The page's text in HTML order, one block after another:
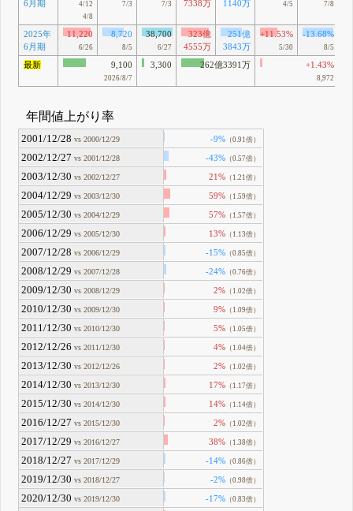
6月期
4/12
4/8
7/3 7/3
7338万
1140万
4/5 7/8
2025年
6月期
11,220
6/26
8,720
8/5
38,700
6/27
323億
4555万
251億
3843万
+11.53%
5/30
-13.68%
8/5
最新 9,100
2026/8/7
3,300 262億3391万 +1.43%
8,972
年間値上がり率
2001/12/28 vs 2000/12/29 -9% （0.91倍）
2002/12/27 vs 2001/12/28 -43% （0.57倍）
2003/12/30 vs 2002/12/27 21% （1.21倍）
2004/12/29 vs 2003/12/30 59% （1.59倍）
2005/12/30 vs 2004/12/29 57% （1.57倍）
2006/12/29 vs 2005/12/30 13% （1.13倍）
2007/12/28 vs 2006/12/29 -15% （0.85倍）
2008/12/29 vs 2007/12/28 -24% （0.76倍）
2009/12/30 vs 2008/12/29 2% （1.02倍）
2010/12/30 vs 2009/12/30 9% （1.09倍）
2011/12/30 vs 2010/12/30 5% （1.05倍）
2012/12/26 vs 2011/12/30 4% （1.04倍）
2013/12/30 vs 2012/12/26 2% （1.02倍）
2014/12/30 vs 2013/12/30 17% （1.17倍）
2015/12/30 vs 2014/12/30 14% （1.14倍）
2016/12/27 vs 2015/12/30 2% （1.02倍）
2017/12/29 vs 2016/12/27 38% （1.38倍）
2018/12/27 vs 2017/12/29 -14% （0.86倍）
2019/12/30 vs 2018/12/27 -2% （0.98倍）
2020/12/30 vs 2019/12/30 -17% （0.83倍）